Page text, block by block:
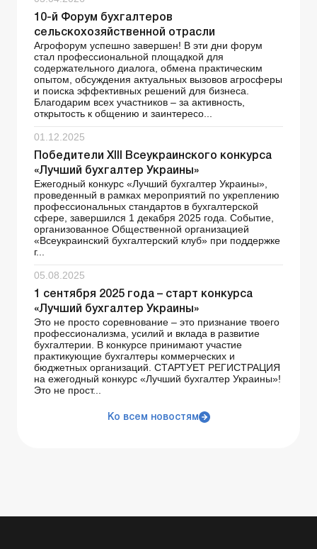
10-й Форум бухгалтеров
сельскохозяйственной отрасли
Агрофорум успешно завершен! В эти дни форум
стал профессиональной площадкой для
содержательного диалога, обмена практическим
опытом, обсуждения актуальных вызовов агросферы
и поиска эффективных решений для бизнеса.
Благодарим всех участников – за активность,
открытость к общению и заинтересо...
01.12.2025
Победители XIII Всеукраинского конкурса
«Лучший бухгалтер Украины»
Ежегодный конкурс «Лучший бухгалтер Украины»,
проведенный в рамках мероприятий по укреплению
профессиональных стандартов в бухгалтерской
сфере, завершился 1 декабря 2025 года. Событие,
организованное Общественной организацией
«Всеукраинский бухгалтерский клуб» при поддержке
г...
05.08.2025
1 сентября 2025 года – старт конкурса
«Лучший бухгалтер Украины»
Это не просто соревнование – это признание твоего
профессионализма, усилий и вклада в развитие
бухгалтерии. В конкурсе принимают участие
практикующие бухгалтеры коммерческих и
бюджетных организаций. СТАРТУЕТ РЕГИСТРАЦИЯ
на ежегодный конкурс «Лучший бухгалтер Украины»!
Это не прост...
Ко всем новостям